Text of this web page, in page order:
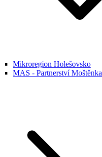
Mikroregion Holešovsko
MAS - Partnerství Moštěnka